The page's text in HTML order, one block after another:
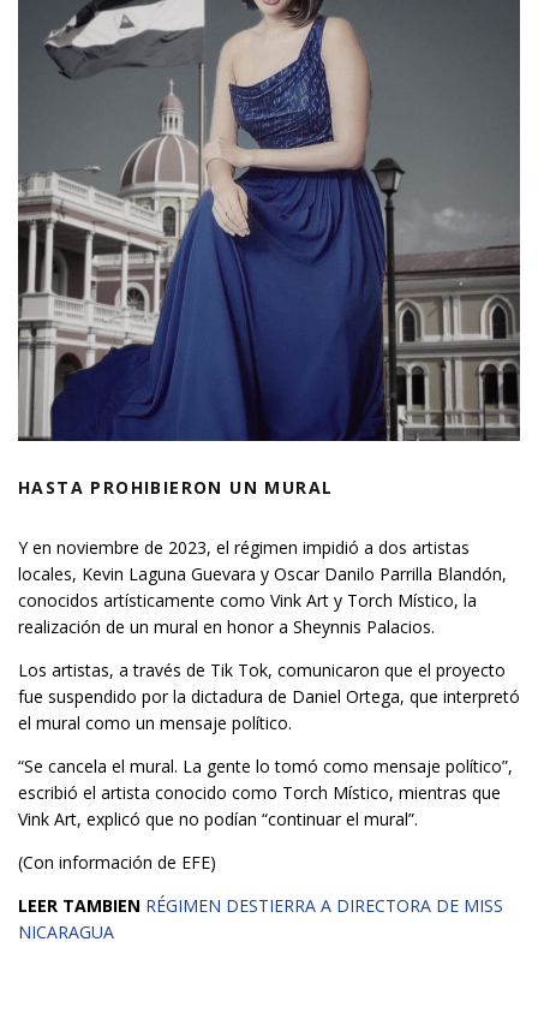
HASTA PROHIBIERON UN MURAL
Y en noviembre de 2023, el régimen impidió a dos artistas
locales, Kevin Laguna Guevara y Oscar Danilo Parrilla Blandón,
conocidos artísticamente como Vink Art y Torch Místico, la
realización de un mural en honor a Sheynnis Palacios.
Los artistas, a través de Tik Tok, comunicaron que el proyecto
fue suspendido por la dictadura de Daniel Ortega, que interpretó
el mural como un mensaje político.
“Se cancela el mural. La gente lo tomó como mensaje político”,
escribió el artista conocido como Torch Místico, mientras que
Vink Art, explicó que no podían “continuar el mural”.
(Con información de EFE)
LEER TAMBIEN RÉGIMEN DESTIERRA A DIRECTORA DE MISS
NICARAGUA